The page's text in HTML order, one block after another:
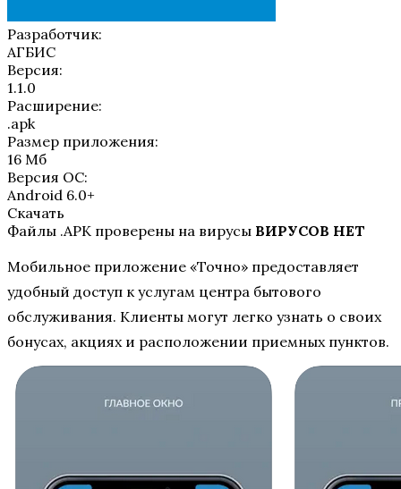
Разработчик:
АГБИС
Версия:
1.1.0
Расширение:
.apk
Размер приложения:
16 Мб
Версия ОС:
Android 6.0+
Скачать
Файлы .APK проверены на вирусы ВИРУСОВ НЕТ
Мобильное приложение «Точно» предоставляет
удобный доступ к услугам центра бытового
обслуживания. Клиенты могут легко узнать о своих
бонусах, акциях и расположении приемных пунктов.